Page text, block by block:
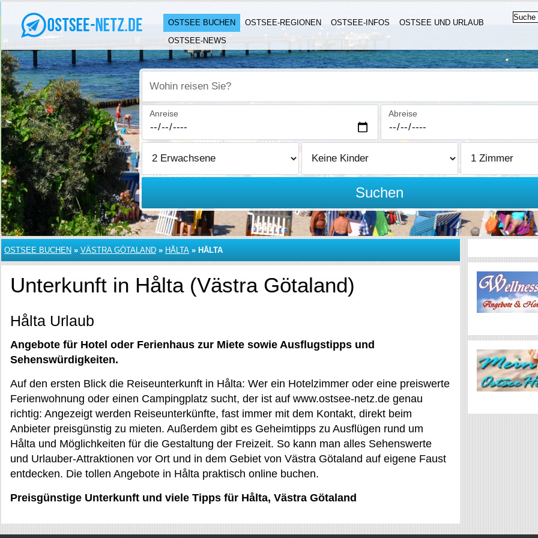
OSTSEE BUCHEN OSTSEE-REGIONEN OSTSEE-INFOS
OSTSEE UND URLAUB
OSTSEE-NEWS
Wohin reisen Sie?
Anreise Abreise
Suchen
OSTSEE BUCHEN » VÄSTRA GÖTALAND » HÅLTA » HÅLTA
Unterkunft in Hålta (Västra Götaland)
Hålta Urlaub
Angebote für Hotel oder Ferienhaus zur Miete sowie Ausflugstipps und
Sehenswürdigkeiten.
Auf den ersten Blick die Reiseunterkunft in Hålta: Wer ein Hotelzimmer oder eine preiswerte
Ferienwohnung oder einen Campingplatz sucht, der ist auf www.ostsee-netz.de genau
richtig: Angezeigt werden Reiseunterkünfte, fast immer mit dem Kontakt, direkt beim
Anbieter preisgünstig zu mieten. Außerdem gibt es Geheimtipps zu Ausflügen rund um
Hålta und Möglichkeiten für die Gestaltung der Freizeit. So kann man alles Sehenswerte
und Urlauber-Attraktionen vor Ort und in dem Gebiet von Västra Götaland auf eigene Faust
entdecken. Die tollen Angebote in Hålta praktisch online buchen.
Preisgünstige Unterkunft und viele Tipps für Hålta, Västra Götaland